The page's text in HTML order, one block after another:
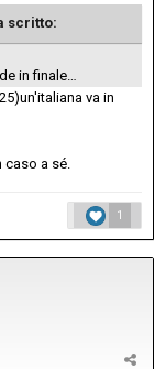
scritto:
in finale…
va in
caso a sé.
1